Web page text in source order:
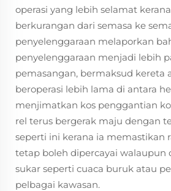
operasi yang lebih selamat
berkurangan dari semasa ke
penyelenggaraan melaporkan
penyelenggaraan menjadi lebih
pemasangan, bermaksud kereta
beroperasi lebih lama di antara
menjimatkan kos penggantian
rel terus bergerak maju dengan
seperti ini kerana ia memastikan
tetap boleh dipercayai walaupun
sukar seperti cuaca buruk atau
pelbagai kawasan.